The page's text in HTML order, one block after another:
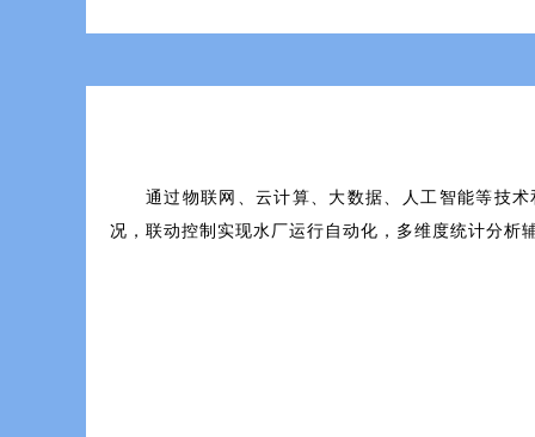
通过物联网、云计算、大数据、人工智能等技术
况，联动控制实现水厂运行自动化，多维度统计分析